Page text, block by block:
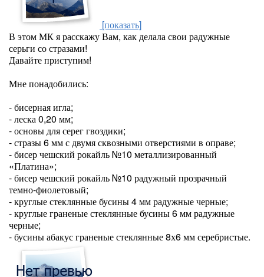
[показать]
В этом МК я расскажу Вам, как делала свои радужные
серьги со стразами!
Давайте приступим!
Мне понадобились:
- бисерная игла;
- леска 0,20 мм;
- основы для серег гвоздики;
- стразы 6 мм с двумя сквозными отверстиями в оправе;
- бисер чешский рокайль №10 металлизированный
«Платина»;
- бисер чешский рокайль №10 радужный прозрачный
темно-фиолетовый;
- круглые стеклянные бусины 4 мм радужные черные;
- круглые граненые стеклянные бусины 6 мм радужные
черные;
- бусины абакус граненые стеклянные 8х6 мм серебристые.